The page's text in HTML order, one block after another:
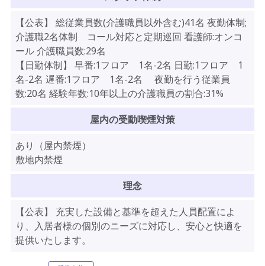
【公表】 総従業員数(介護職員以外含む)41名 夜勤体制;
介護職2名体制 コール対応と定期巡回 看護師:オンコ
ール 介護職員数:29名
【日勤体制】 早番:1フロア 1名-2名 日勤:1フロア 1
名-2名 遅番:1フロア 1名-2名 夜勤を行う従業員
数:20名 経験年数:10年以上の介護職員の割合:31%
屋内の受動喫煙対策
あり（屋内禁煙）
敷地内禁煙
理念
【公表】 充実した設備と基準を超えた人員配置によ
り、入居者様の個別のニーズに対応し、安心と快適を
提供いたします。